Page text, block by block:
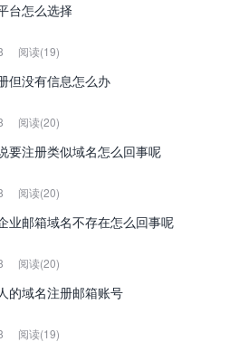
台怎么选择
阅读(19)
但没有信息怎么办
阅读(20)
要注册类似域名怎么回事呢
阅读(20)
业邮箱域名不存在怎么回事呢
阅读(20)
的域名注册邮箱账号
阅读(19)